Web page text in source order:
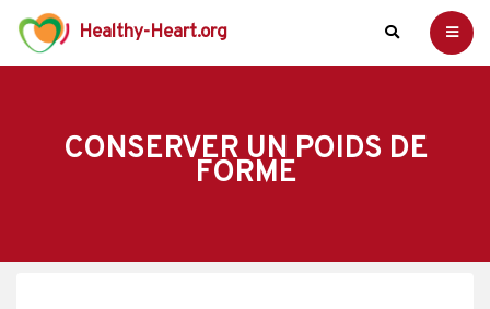
Healthy-Heart.org
CONSERVER UN POIDS DE
FORME